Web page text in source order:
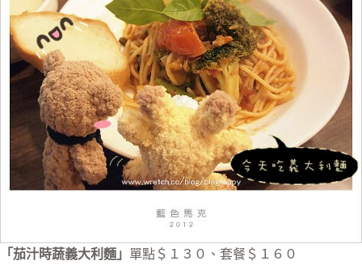
「茄汁時蔬義大利麵」 單點＄１３０、套餐＄１６０